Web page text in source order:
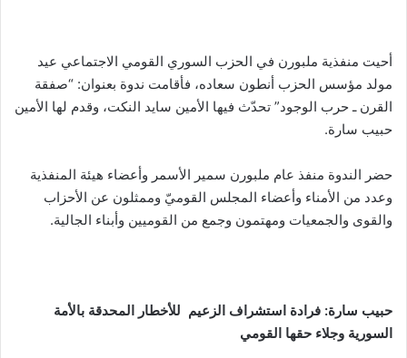
أحيت منفذية ملبورن في الحزب السوري القومي الاجتماعي عيد
مولد مؤسس الحزب أنطون سعاده، فأقامت ندوة بعنوان: “صفقة
القرن ـ حرب الوجود” تحدّث فيها الأمين سايد النكت، وقدم لها الأمين
حبيب سارة.
حضر الندوة منفذ عام ملبورن سمير الأسمر وأعضاء هيئة المنفذية
وعدد من الأمناء وأعضاء المجلس القوميّ وممثلون عن الأحزاب
والقوى والجمعيات ومهتمون وجمع من القوميين وأبناء الجالية.
حبيب سارة: فرادة استشراف الزعيم للأخطار المحدقة بالأمة
السورية وجلاء حقها القومي